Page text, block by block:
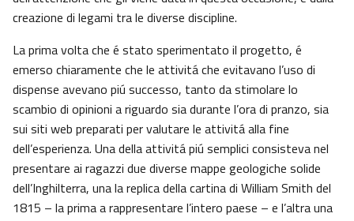
creazione di legami tra le diverse discipline.
La prima volta che é stato sperimentato il progetto, é
emerso chiaramente che le attivitá che evitavano l’uso di
dispense avevano piú successo, tanto da stimolare lo
scambio di opinioni a riguardo sia durante l’ora di pranzo, sia
sui siti web preparati per valutare le attivitá alla fine
dell’esperienza. Una della attivitá piú semplici consisteva nel
presentare ai ragazzi due diverse mappe geologiche solide
dell’Inghilterra, una la replica della cartina di William Smith del
1815 – la prima a rappresentare l’intero paese – e l’altra una